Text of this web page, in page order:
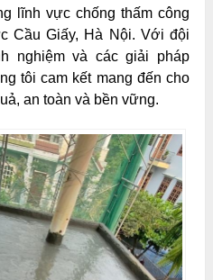
lĩnh vực chống thấm công
Cầu Giấy, Hà Nội. Với đội
nghiệm và các giải pháp
tôi cam kết mang đến cho
an toàn và bền vững.